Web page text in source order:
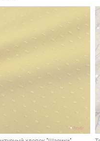
персональных
персональных
и